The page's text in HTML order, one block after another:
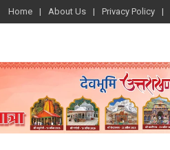
Home About Us Privacy Policy